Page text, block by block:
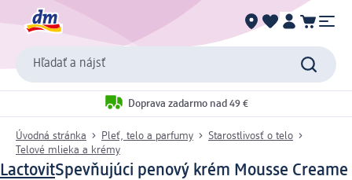
Hľadať a nájsť
Doprava zadarmo nad 49 €
Úvodná stránka Pleť, telo a parfumy
Starostlivosť o telo
Telové mlieka a krémy
LactovitSpevňujúci penový krém Mousse Creame